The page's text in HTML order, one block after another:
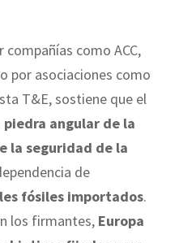
como ACC,
por asociaciones como
T&E, sostiene que el
piedra angular de la
la seguridad de la
de
fósiles importados.
los firmantes, Europa